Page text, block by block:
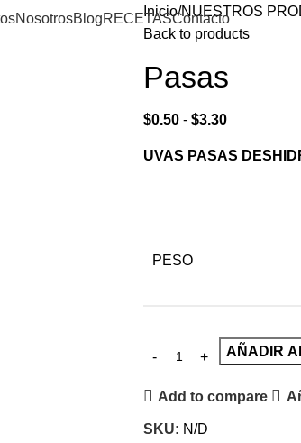
NosotrosBlogRECETASContacto
Inicio NUESTROS
Back to products
Pasas
$0.50 - $3.30
UVAS PASAS
PESO
AÑADIR
Add to compare
SKU: N/D